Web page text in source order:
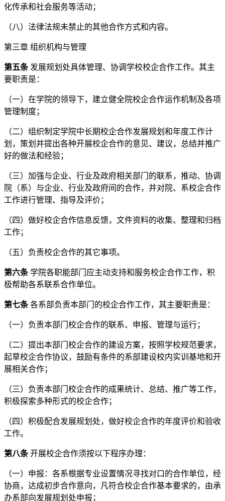
化传承和社会服务等活动；
（八）法律法规未禁止的其他合作方式和内容。
第三章 组织机构与管理
第五条发展规划处具体管理、协调学校校企合作工作。其主
要职责是：
（一）在学院的领导下，建立健全院校企合作运作机制及各项
管理制度；
（二）组织制定学院中长期校企合作发展规划和年度工作计
划，策划并提出各种开展校企合作的意见、建议，总结并推广
好的做法和经验；
（三）加强与企业、行业及政府相关部门的联系，推动、协调
院（系）与企业、行业及政府间的合作，并对院、系校企合作
工作进行管理、指导及评价；
（四）做好校企合作信息反馈，文件资料的收集、整理和归档
工作；
（五）负责校企合作的其它事项。
第六条学院各职能部门应主动支持和服务校企合作工作，积
极帮助各系联系合作单位。
第七条各系部负责本部门的校企合作工作，其主要职责是：
（一）负责本部门校企合作的联系、申报、管理与运行；
（二）提出本部门校企合作的建设方案，按照学校规范要求，
起草校企合作协议，鼓励有条件的系部建设校内实训基地和开
展相关合作；
（三）负责本部门校企合作的成果统计、总结、推广等工作，
积极探索多种形式的校企合作；
（四）积极配合发展规划处，做好校企合作的年度评价和验收
工作。
第八条 开展校企合作须按以下程序办理：
（一）申报：各系根据专业设置情况寻找对口的合作单位，经
协商，达成初步合作意向，凡符合校企合作基本要求的，由承
办系部向发展规划处申报；